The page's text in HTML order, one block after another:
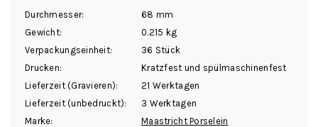
Durchmesser:
68 mm
Gewicht:
0.215 kg
Verpackungseinheit:
36 Stück
Drucken:
Kratzfest und spülmaschinenfest
Lieferzeit (Gravieren):
21 Werktagen
Lieferzeit (unbedruckt):
3 Werktagen
Marke:
Maastricht Porselein